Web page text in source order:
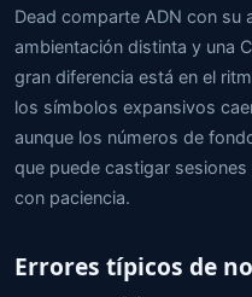
Dead comparte ADN con su
ambientación distinta y una
gran diferencia está en el
los símbolos expansivos
aunque los números de
que puede castigar
con paciencia.
Errores típicos de